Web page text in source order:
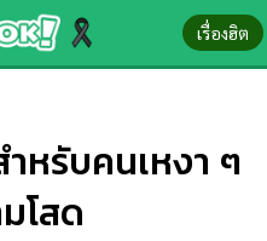
เรื่องฮิต
หรับคนเหงา ๆ
โสด